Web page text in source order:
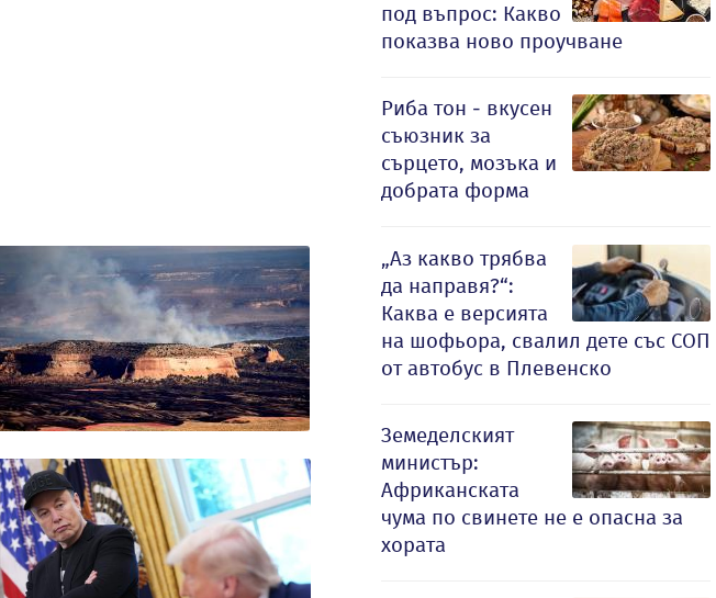
под въпрос: Какво
показва ново проучване
Риба тон - вкусен
съюзник за
сърцето, мозъка и
добрата форма
„Аз какво трябва
да направя?“:
Каква е версията
на шофьора, свалил дете със СОП
от автобус в Плевенско
Земеделският
министър:
Африканската
чума по свинете не е опасна за
хората